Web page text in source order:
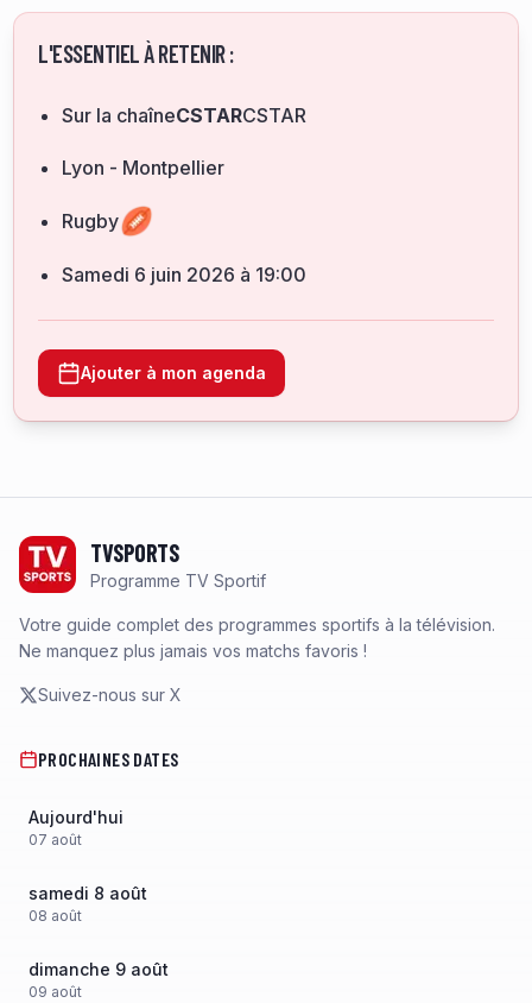
L'ESSENTIEL À RETENIR :
Sur la chaîneCSTARCSTAR
Lyon - Montpellier
Rugby
samedi 6 juin 2026 à 19:00
Ajouter à mon agenda
TVSPORTS
Programme TV Sportif
Votre guide complet des programmes sportifs à la télévision.
Ne manquez plus jamais vos matchs favoris !
Suivez-nous sur X
PROCHAINES DATES
Aujourd'hui
07 août
samedi 8 août
08 août
dimanche 9 août
09 août